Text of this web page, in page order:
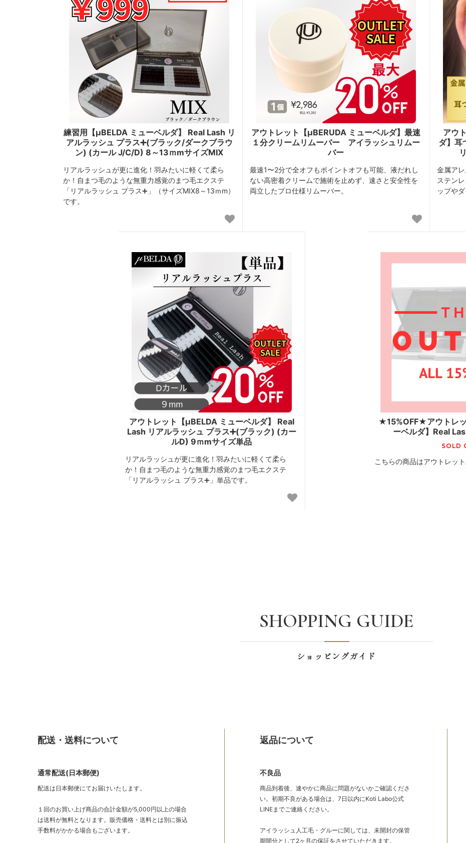
練習用【μBELDA ミューベルダ】 Real Lash リ
アルラッシュ プラス➕(ブラック/ダークブラウ
ン) (カール J/C/D) 8～13ｍmサイズMIX
リアルラッシュが更に進化！羽みたいに軽くて柔ら
か！自まつ毛のような無重力感覚のまつ毛エクステ
「リアルラッシュ プラス➕」（サイズMIX8～13ｍm）
です。
アウトレット【μBERUDA ミューベルダ】最速
１分クリームリムーバー アイラッシュリムー
バー
最速1〜2分で全オフもポイントオフも可能、液だれし
ない高密着クリームで施術を止めず、速さと安全性を
両立したプロ仕様リムーバー。
アウ
ダ】耳
金属ア
ステン
ップや
アウトレット【μBELDA ミューベルダ】 Real
Lash リアルラッシュ プラス➕(ブラック) (カー
ルD) 9ｍmサイズ単品
リアルラッシュが更に進化！羽みたいに軽くて柔ら
か！自まつ毛のような無重力感覚のまつ毛エクステ
「リアルラッシュ プラス➕」単品です。
★15%OFF★アウトレ
ーベルダ】Real
SOLD
こちらの商品はアウトレット
SHOPPING GUIDE
ショッピングガイド
配送・送料について
通常配送(日本郵便)
配送は日本郵便にてお届けいたします。
１回のお買い上げ商品の合計金額が5,000円以上の場合
は送料が無料となります。販売価格・送料とは別に振込
手数料がかかる場合もございます。
返品について
不良品
商品到着後、速やかに商品に問題がないかご確認くださ
い。初期不良がある場合は、7日以内にKoti Labo公式
LINEまでご連絡ください。
アイラッシュ人工毛・グルーに関しては、未開封の保管
期間分として2ヶ月の保証をさせていただきます。